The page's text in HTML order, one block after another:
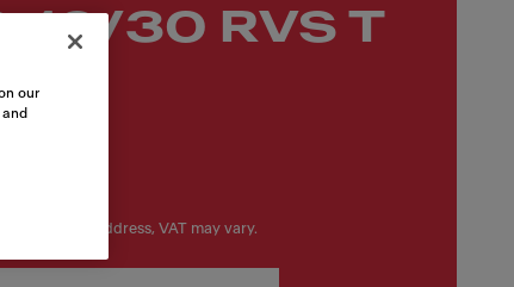
16/30 RVS T
delivery address, VAT may vary.
our